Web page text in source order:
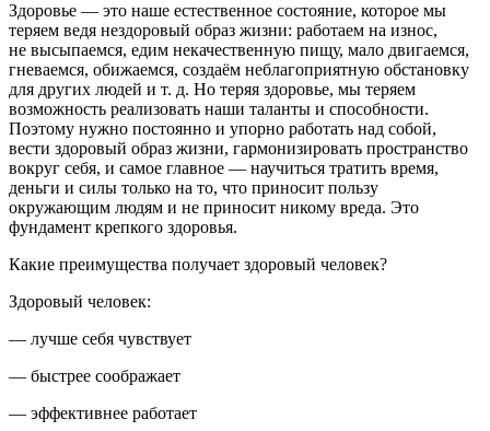
Здоровье — это наше естественное состояние, которое мы
теряем ведя нездоровый образ жизни: работаем на износ,
не высыпаемся, едим некачественную пищу, мало двигаемся,
гневаемся, обижаемся, создаём неблагоприятную обстановку
для других людей и т. д. Но теряя здоровье, мы теряем
возможность реализовать наши таланты и способности.
Поэтому нужно постоянно и упорно работать над собой,
вести здоровый образ жизни, гармонизировать пространство
вокруг себя, и самое главное — научиться тратить время,
деньги и силы только на то, что приносит пользу
окружающим людям и не приносит никому вреда. Это
фундамент крепкого здоровья.
Какие преимущества получает здоровый человек?
Здоровый человек:
— лучше себя чувствует
— быстрее соображает
— эффективнее работает